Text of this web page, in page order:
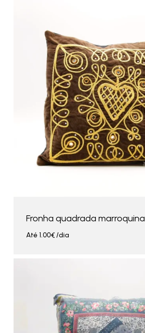
Fronha quadrada marroquina
Até 1.00€/dia